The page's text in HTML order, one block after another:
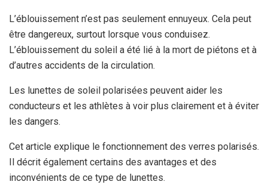
L’éblouissement n’est pas seulement ennuyeux. Cela peut
être dangereux, surtout lorsque vous conduisez.
L’éblouissement du soleil a été lié à la mort de piétons et à
d’autres accidents de la circulation.
Les lunettes de soleil polarisées peuvent aider les
conducteurs et les athlètes à voir plus clairement et à éviter
les dangers.
Cet article explique le fonctionnement des verres polarisés.
Il décrit également certains des avantages et des
inconvénients de ce type de lunettes.